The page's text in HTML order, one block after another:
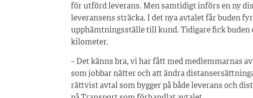
för utförd leverans. Men samtidigt införs en ny
leveransens sträcka. I det nya avtalet får buden
upphämtningsställe till kund. Tidigare fick
kilometer.
– Det känns bra, vi har fått med medlemmarnas
som jobbar nätter och att ändra
rättvist avtal som bygger på både leverans och